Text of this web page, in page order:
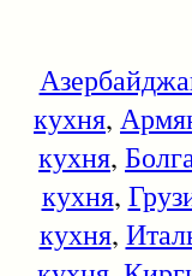
кухня,
кухня,
кухня,
кухня,